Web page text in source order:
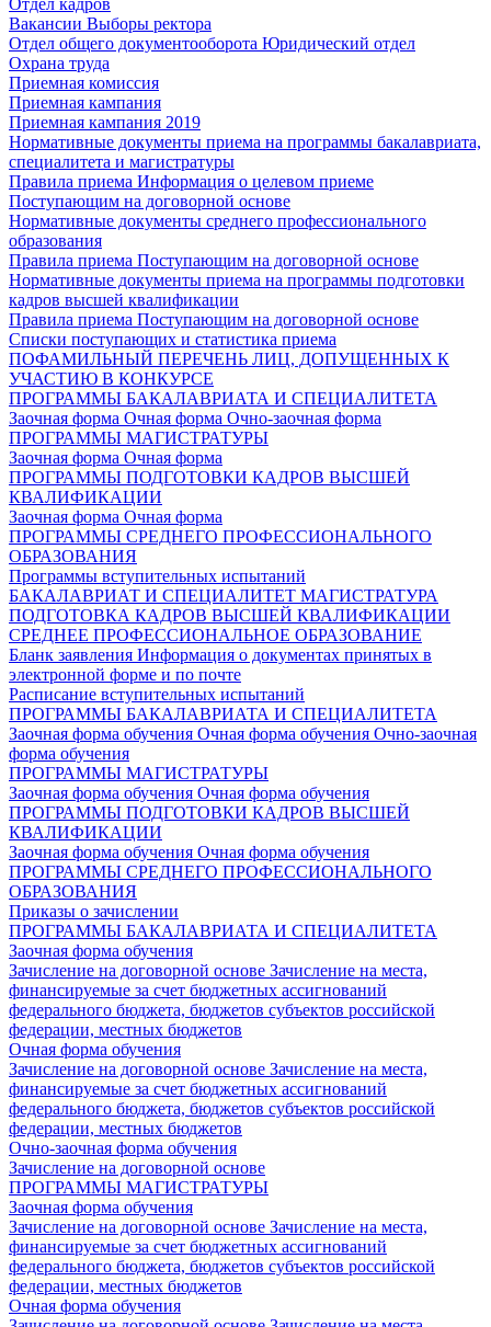
Вакансии Выборы ректора
Отдел общего документооборота Юридический отдел
Охрана труда
Приемная комиссия
Приемная кампания
Приемная кампания 2019
Нормативные документы приема на программы бакалавриата,
специалитета и магистратуры
Правила приема Информация о целевом приеме
Поступающим на договорной основе
Нормативные документы среднего профессионального
образования
Правила приема Поступающим на договорной основе
Нормативные документы приема на программы подготовки
кадров высшей квалификации
Правила приема Поступающим на договорной основе
Списки поступающих и статистика приема
ПОФАМИЛЬНЫЙ ПЕРЕЧЕНЬ ЛИЦ, ДОПУЩЕННЫХ К
УЧАСТИЮ В КОНКУРСЕ
ПРОГРАММЫ БАКАЛАВРИАТА И СПЕЦИАЛИТЕТА
Заочная форма Очная форма Очно-заочная форма
ПРОГРАММЫ МАГИСТРАТУРЫ
Заочная форма Очная форма
ПРОГРАММЫ ПОДГОТОВКИ КАДРОВ ВЫСШЕЙ
КВАЛИФИКАЦИИ
Заочная форма Очная форма
ПРОГРАММЫ СРЕДНЕГО ПРОФЕССИОНАЛЬНОГО
ОБРАЗОВАНИЯ
Программы вступительных испытаний
БАКАЛАВРИАТ И СПЕЦИАЛИТЕТ МАГИСТРАТУРА
ПОДГОТОВКА КАДРОВ ВЫСШЕЙ КВАЛИФИКАЦИИ
СРЕДНЕЕ ПРОФЕССИОНАЛЬНОЕ ОБРАЗОВАНИЕ
Бланк заявления Информация о документах принятых в
электронной форме и по почте
Расписание вступительных испытаний
ПРОГРАММЫ БАКАЛАВРИАТА И СПЕЦИАЛИТЕТА
Заочная форма обучения Очная форма обучения Очно-заочная
форма обучения
ПРОГРАММЫ МАГИСТРАТУРЫ
Заочная форма обучения Очная форма обучения
ПРОГРАММЫ ПОДГОТОВКИ КАДРОВ ВЫСШЕЙ
КВАЛИФИКАЦИИ
Заочная форма обучения Очная форма обучения
ПРОГРАММЫ СРЕДНЕГО ПРОФЕССИОНАЛЬНОГО
ОБРАЗОВАНИЯ
Приказы о зачислении
ПРОГРАММЫ БАКАЛАВРИАТА И СПЕЦИАЛИТЕТА
Заочная форма обучения
Зачисление на договорной основе Зачисление на места,
финансируемые за счет бюджетных ассигнований
федерального бюджета, бюджетов субъектов российской
федерации, местных бюджетов
Очная форма обучения
Зачисление на договорной основе Зачисление на места,
финансируемые за счет бюджетных ассигнований
федерального бюджета, бюджетов субъектов российской
федерации, местных бюджетов
Очно-заочная форма обучения
Зачисление на договорной основе
ПРОГРАММЫ МАГИСТРАТУРЫ
Заочная форма обучения
Зачисление на договорной основе Зачисление на места,
финансируемые за счет бюджетных ассигнований
федерального бюджета, бюджетов субъектов российской
федерации, местных бюджетов
Очная форма обучения